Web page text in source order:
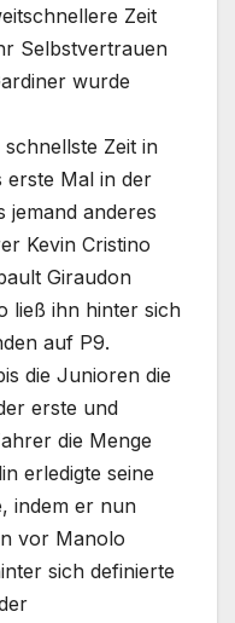
Zeit
Selbstvertrauen
wurde
Zeit in
erste Mal in der
jemand anderes
Kevin Cristino
Giraudon
ließ ihn hinter sich
auf P9.
die Junioren die
erste und
die Menge
erledigte seine
indem er nun
vor Manolo
sich definierte